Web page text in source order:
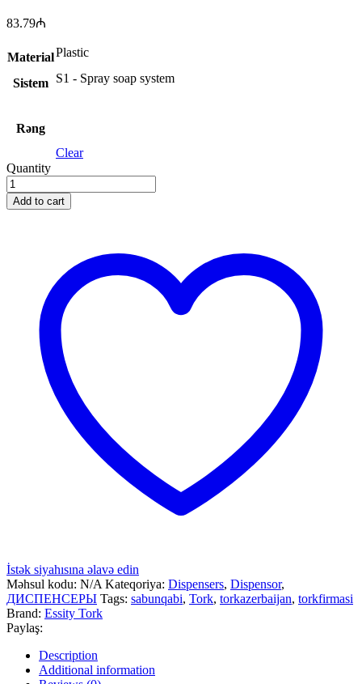
83.79₼
MaterialPlastic
Sistem S1 - Spray soap system
Rəng
Clear
Quantity
Add to cart
İstək siyahısına əlavə edin
Məhsul kodu: N/A Kateqoriya: Dispensers, Dispensor,
ДИСПЕНСЕРЫ Tags: sabunqabi, Tork, torkazerbaijan, torkfirmasi
Brand: Essity Tork
Paylaş:
Description
Additional information